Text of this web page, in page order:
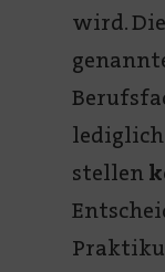
wird.
stellen